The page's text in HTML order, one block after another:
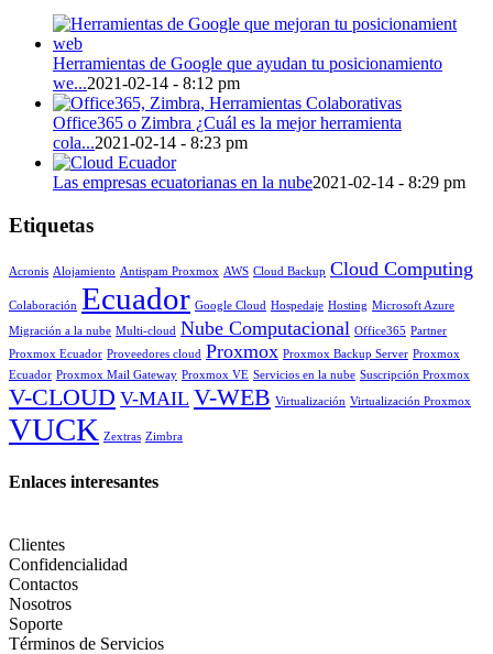
Herramientas de Google que ayudan tu posicionamiento
we...2021-02-14 - 8:12 pm
Office365 o Zimbra ¿Cuál es la mejor herramienta
cola...2021-02-14 - 8:23 pm
Las empresas ecuatorianas en la nube2021-02-14 - 8:29 pm
Etiquetas
Acronis Alojamiento Antispam Proxmox AWS Cloud Backup Cloud Computing
Colaboración Ecuador Google Cloud Hospedaje Hosting Microsoft Azure
Migración a la nube Multi-cloud Nube Computacional Office365 Partner
Proxmox Ecuador Proveedores cloud Proxmox Proxmox Backup Server Proxmox
Ecuador Proxmox Mail Gateway Proxmox VE Servicios en la nube Suscripción Proxmox
V-CLOUD V-MAIL V-WEB Virtualización Virtualización Proxmox
VUCK Zextras Zimbra
Enlaces interesantes
Clientes
Confidencialidad
Contactos
Nosotros
Soporte
Términos de Servicios